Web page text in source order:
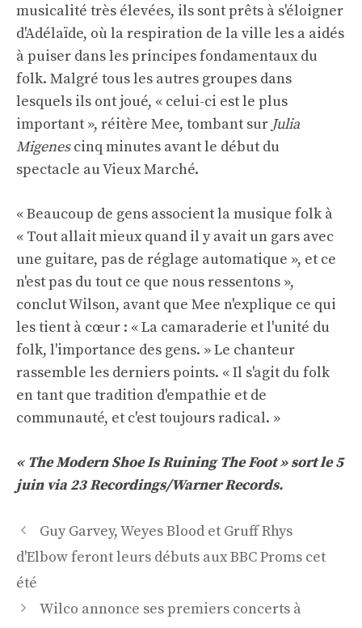
musicalité très élevées, ils sont prêts à s'éloigner
d'Adélaïde, où la respiration de la ville les a aidés
à puiser dans les principes fondamentaux du
folk. Malgré tous les autres groupes dans
lesquels ils ont joué, « celui-ci est le plus
important », réitère Mee, tombant sur Julia
Migenescinq minutes avant le début du
spectacle au Vieux Marché.
« Beaucoup de gens associent la musique folk à
« Tout allait mieux quand il y avait un gars avec
une guitare, pas de réglage automatique », et ce
n'est pas du tout ce que nous ressentons »,
conclut Wilson, avant que Mee n'explique ce qui
les tient à cœur : « La camaraderie et l'unité du
folk, l'importance des gens. » Le chanteur
rassemble les derniers points. « Il s'agit du folk
en tant que tradition d'empathie et de
communauté, et c'est toujours radical. »
« The Modern Shoe Is Ruining The Foot » sort le 5
juin via 23 Recordings/Warner Records.
Navigation
des
articles
Guy Garvey, Weyes Blood et Gruff Rhys
d'Elbow feront leurs débuts aux BBC Proms cet
été
Wilco annonce ses premiers concerts à